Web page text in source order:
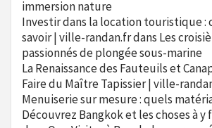
immersion nature
Investir dans la location touristique :
savoir | ville-randan.frdans Les
passionnés de plongée sous-marine
La Renaissance des Fauteuils et
Faire du Maître Tapissier | ville-
Menuiserie sur mesure : quels
Découvrez Bangkok et les choses à y